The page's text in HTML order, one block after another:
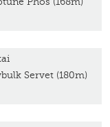
Servet (180m)